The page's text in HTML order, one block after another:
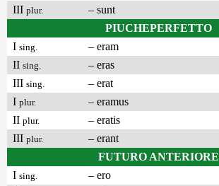
III plur.
– sunt
PIUCHEPERFETTO
I sing.
– eram
II sing.
– eras
III sing.
– erat
I plur.
– eramus
II plur.
– eratis
III plur.
– erant
FUTURO ANTERIORE
I sing.
– ero